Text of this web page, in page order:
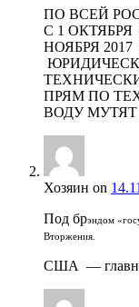
ПО ВСЕЙ
С 1
НОЯБРЯ
ПРЯМ ПО
ВОДУ
Хозяин on
Под брэндом
Вторжения.
США — главная